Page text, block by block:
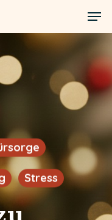
Stress
Close
Menu